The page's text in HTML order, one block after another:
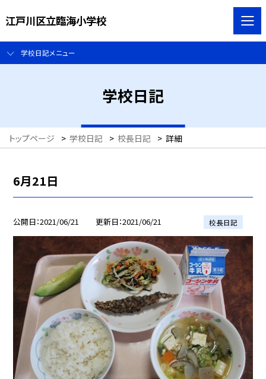
江戸川区立臨海小学校
学校日記メニュー
学校日記
トップページ > 学校日記 > 校長日記 > 詳細
6月21日
公開日 2021/06/21 更新日 2021/06/21 校長日記